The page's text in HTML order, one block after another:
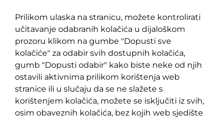
Prilikom ulaska na stranicu, možete kontrolirati
učitavanje odabranih kolačića u dijaloškom
prozoru klikom na gumbe "Dopusti sve
kolačiće" za odabir svih dostupnih kolačića,
gumb "Dopusti odabir" kako biste neke od njih
ostavili aktivnima prilikom korištenja web
stranice ili u slučaju da se ne slažete s
korištenjem kolačića, možete se isključiti iz svih,
osim obaveznih kolačića, bez kojih web sjedište